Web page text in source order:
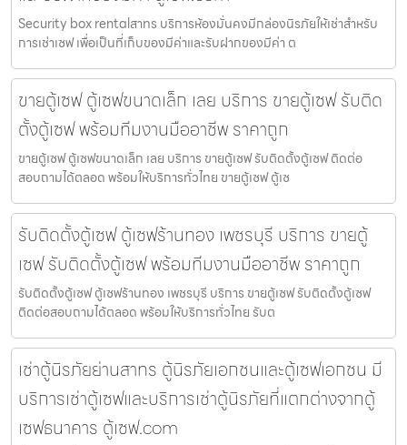
Security box rentalสาทร บริการห้องมั่นคงมีกล่องนิรภัยให้เช่าสำหรับ
การเช่าเซฟ เพื่อเป็นที่เก็บของมีค่าและรับฝากของมีค่า ต
ขายตู้เซฟ ตู้เซฟขนาดเล็ก เลย บริการ ขายตู้เซฟ รับติด
ตั้งตู้เซฟ พร้อมทีมงานมืออาชีพ ราคาถูก
ขายตู้เซฟ ตู้เซฟขนาดเล็ก เลย บริการ ขายตู้เซฟ รับติดตั้งตู้เซฟ ติดต่อ
สอบถามได้ตลอด พร้อมให้บริการทั่วไทย ขายตู้เซฟ ตู้เซ
รับติดตั้งตู้เซฟ ตู้เซฟร้านทอง เพชรบุรี บริการ ขายตู้
เซฟ รับติดตั้งตู้เซฟ พร้อมทีมงานมืออาชีพ ราคาถูก
รับติดตั้งตู้เซฟ ตู้เซฟร้านทอง เพชรบุรี บริการ ขายตู้เซฟ รับติดตั้งตู้เซฟ
ติดต่อสอบถามได้ตลอด พร้อมให้บริการทั่วไทย รับต
เช่าตู้นิรภัยย่านสาทร ตู้นิรภัยเอกชนและตู้เซฟเอกชน มี
บริการเช่าตู้เซฟและบริการเช่าตู้นิรภัยที่แตกต่างจากตู้
เซฟธนาคาร ตู้เซฟ.com